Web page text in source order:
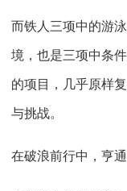
而铁人三项中的游
境，也是三项中条
的项目，几乎原样
与挑战。
在破浪前行中，亨